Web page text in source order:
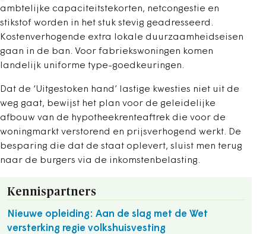
ambtelijke capaciteitstekorten, netcongestie en
stikstof worden in het stuk stevig geadresseerd.
Kostenverhogende extra lokale duurzaamheidseisen
gaan in de ban. Voor fabriekswoningen komen
landelijk uniforme type-goedkeuringen.
Dat de ‘Uitgestoken hand’ lastige kwesties niet uit de
weg gaat, bewijst het plan voor de geleidelijke
afbouw van de hypotheekrenteaftrek die voor de
woningmarkt verstorend en prijsverhogend werkt. De
besparing die dat de staat oplevert, sluist men terug
naar de burgers via de inkomstenbelasting.
Kennispartners
Nieuwe opleiding: Aan de slag met de Wet
versterking regie volkshuisvesting